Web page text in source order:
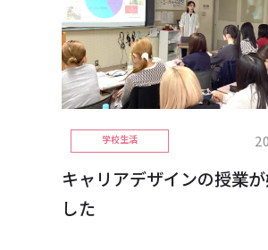
学校生活
キャリアデザインの授業
した